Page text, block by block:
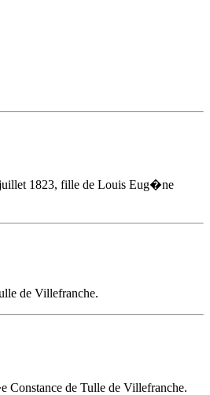
1823, fille de Louis Eug�ne
de Villefranche.
Constance de Tulle de Villefranche.